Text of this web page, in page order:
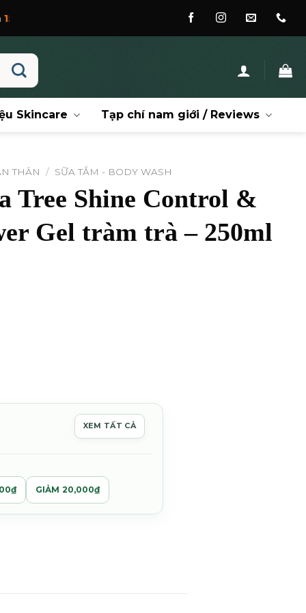
Skincare Tạp chí nam giới / Reviews
THÂN / SỮA TẮM - BODY WASH
Tree Shine Control &
Gel tràm trà – 250ml
XEM TẤT CẢ
GIẢM 20,000₫